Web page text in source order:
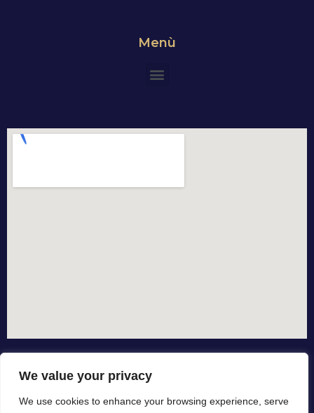
We value your privacy
We use cookies to enhance your browsing experience, serve
Menù